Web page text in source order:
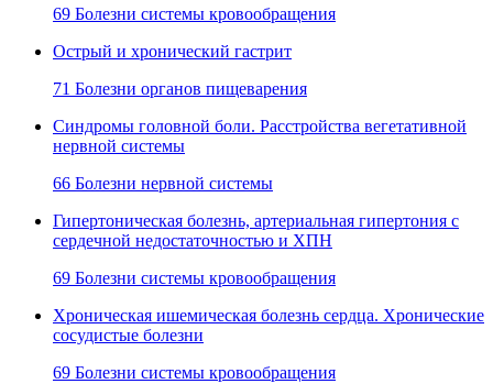
69 Болезни системы кровообращения
Острый и хронический гастрит
71 Болезни органов пищеварения
Синдромы головной боли. Расстройства вегетативной
нервной системы
66 Болезни нервной системы
Гипертоническая болезнь, артериальная гипертония с
сердечной недостаточностью и ХПН
69 Болезни системы кровообращения
Хроническая ишемическая болезнь сердца. Хронические
сосудистые болезни
69 Болезни системы кровообращения